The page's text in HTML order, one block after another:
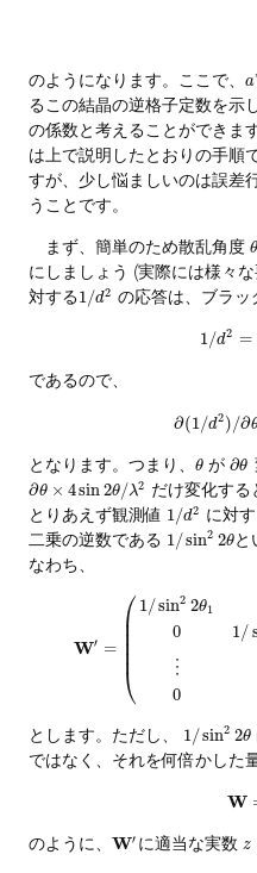
のようになります。ここで、 a
るこの結晶の逆格子定数を示
の係数と考えることができま
は上で説明したとおりの手順
すが、少し悩ましいのは誤差
うことです。
まず、簡単のため散乱角度 θ
にしましょう (実際には様々な
対する1/d2 の応答は、ブラッ
1/d2 =
であるので、
∂(1/d2)/∂
となります。つまり、 θが ∂θ
∂θ × 4sin2θ/λ2 だけ変化する
とりあえず観測値 1/d2 に対
二乗の逆数である 1/sin2 2θと
なわち、
W′ =
⎛
⎝
⎜
⎜⎜⎜⎜
1/sin2 2θ1
0
⋮
0
1/
とします。ただし、 1/sin2 2θ
ではなく、それを何倍かした
W
のように、 W′ に適当な実数 z